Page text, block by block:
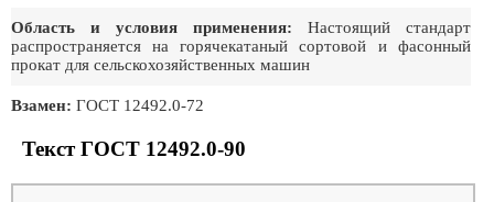
Область и условия применения: Настоящий стандарт
распространяется на горячекатаный сортовой и фасонный
прокат для сельскохозяйственных машин
Взамен: ГОСТ 12492.0-72
Текст ГОСТ 12492.0-90